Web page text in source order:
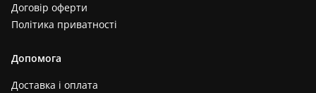
Договір оферти
Політика приватності
Допомога
Доставка і оплата